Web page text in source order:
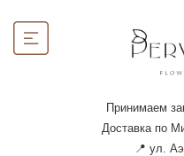
Принимаем
Доставка по
📍 ул.